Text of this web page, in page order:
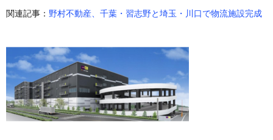
関連記事： 野村不動産、千葉・習志野と埼玉・川口で物流施設完成